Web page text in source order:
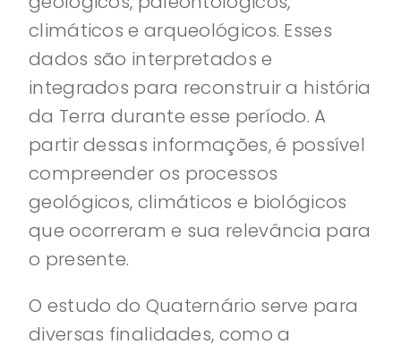
climáticos e arqueológicos. Esses
dados são interpretados e
integrados para reconstruir a história
da Terra durante esse período. A
partir dessas informações, é possível
compreender os processos
geológicos, climáticos e biológicos
que ocorreram e sua relevância para
o presente.
O estudo do Quaternário serve para
diversas finalidades, como a